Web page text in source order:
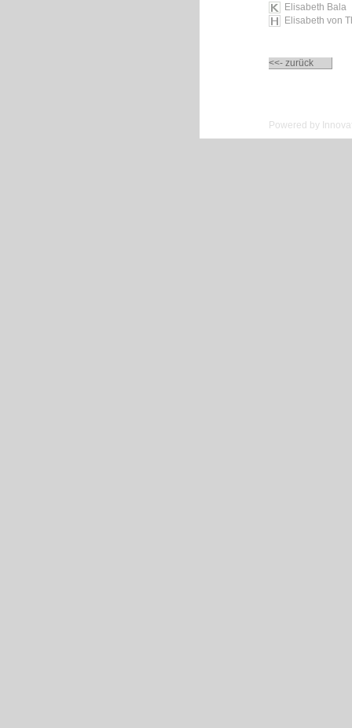
Elisabeth Bala
Elisabeth von
<<- zurück
Powered by